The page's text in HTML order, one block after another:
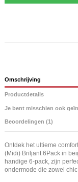
Omschrijving
Productdetails
Je bent misschien ook
Beoordelingen (1)
Ontdek het ultieme
(Midi) Briljant 6Pack in
handige 6-pack, zijn
ondermode die zowel